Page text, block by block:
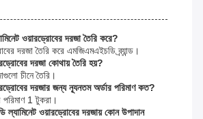
ওয়ারড্রোবের দরজা তৈরি করে?
দরজা তৈরি করে এমজিএমএইচডি ব্র্যান্ড।
দরজা কোথায় তৈরি হয়?
চীনে তৈরি।
দরজার জন্য ন্যূনতম অর্ডার পরিমাণ কত?
1 টুকরা।
ওয়ারড্রোবের দরজায় কোন উপাদান